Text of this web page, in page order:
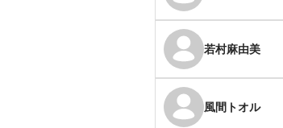
若村麻由美
風間トオル